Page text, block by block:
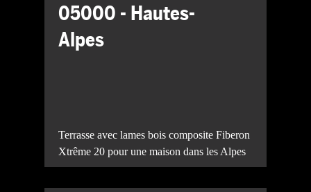
05000 - Hautes-
Alpes
Terrasse avec lames bois composite Fiberon
Xtrême 20 pour une maison dans les Alpes